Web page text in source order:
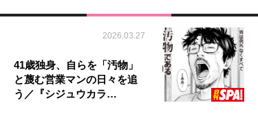
2026.03.27
41歳独身、自らを「汚物」
と蔑む営業マンの日々を追
う／『シジュウカラ…